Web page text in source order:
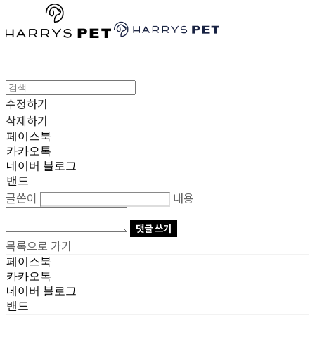
수정하기
삭제하기
페이스북
카카오톡
네이버 블로그
밴드
글쓴이 내용
댓글 쓰기
목록으로 가기
페이스북
카카오톡
네이버 블로그
밴드